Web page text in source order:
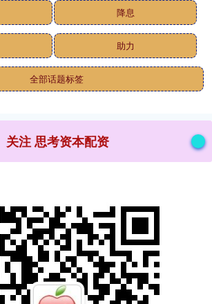
降息
助力
全部话题标签
关注 思考资本配资